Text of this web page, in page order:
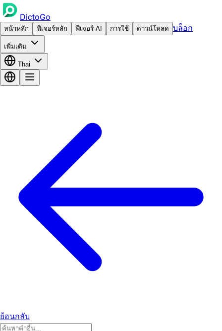
DictoGo
หน้าหลัก ฟีเจอร์หลัก ฟีเจอร์ AI การใช้ ดาวน์โหลด บล็อก
เพิ่มเติม
Thai
ย้อนกลับ